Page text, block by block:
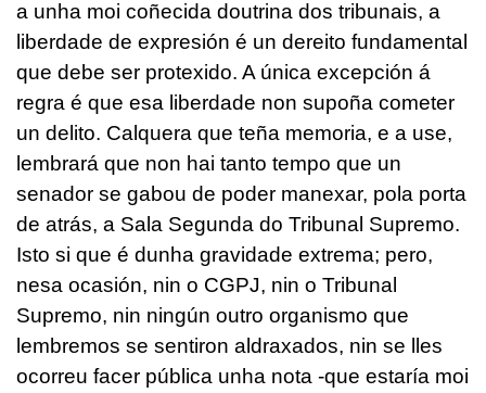
a unha moi coñecida doutrina dos tribunais, a
liberdade de expresión é un dereito fundamental
que debe ser protexido. A única excepción á
regra é que esa liberdade non supoña cometer
un delito. Calquera que teña memoria, e a use,
lembrará que non hai tanto tempo que un
senador se gabou de poder manexar, pola porta
de atrás, a Sala Segunda do Tribunal Supremo.
Isto si que é dunha gravidade extrema; pero,
nesa ocasión, nin o CGPJ, nin o Tribunal
Supremo, nin ningún outro organismo que
lembremos se sentiron aldraxados, nin se lles
ocorreu facer pública unha nota -que estaría moi